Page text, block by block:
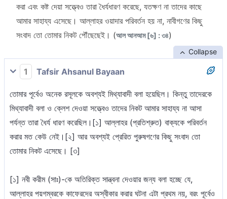
করা এবং কষ্ট দেয়া সত্ত্বেও তারা ধৈর্যধারণ করেছে, যতক্ষণ না তাদের কাছে
আমার সাহায্য এসেছে। আল্লাহর ওয়াদার পরিবর্তন হয় না, নাবীগণের কিছু
সংবাদ তো তোমার নিকট পৌঁছেছেই। (আল আনআম [৬] : ৩৪)
Collapse
1 Tafsir Ahsanul Bayaan
তোমার পূর্বেও অনেক রসূলকে অবশ্যই মিথ্যাবাদী বলা হয়েছিল। কিন্তু তাদেরকে
মিথ্যাবাদী বলা ও ক্লেশ দেওয়া সত্ত্বেও তাদের নিকট আমার সাহায্য না আসা
পর্যন্ত তারা ধৈর্য ধারণ করেছিল।[১] আল্লাহর (প্রতিশ্রুত) বাক্যকে পরিবর্তন
করার মত কেউ নেই।[২] আর অবশ্যই প্রেরিত পুরুষগণের কিছু সংবাদ তো
তোমার নিকট এসেছে। [৩]
[১] নবী করীম (সাঃ)-কে অতিরিক্ত সান্ত্বনা দেওয়ার জন্য বলা হচ্ছে যে,
আল্লাহর পয়গম্বরকে কাফেরদের অস্বীকার করার ঘটনা এটা প্রথম নয়, বরং পূর্বেও